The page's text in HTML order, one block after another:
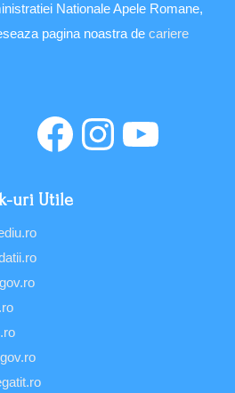
Nationale Apele Romane,
pagina noastra de cariere
uri Utile